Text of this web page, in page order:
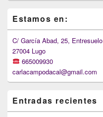
Sidebar
Widget
Area
Estamos en:
C/ García Abad, 25, Entresuelo
27004 Lugo
665009930
carlacampodacal@gmail.com
Entradas recientes